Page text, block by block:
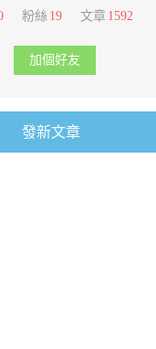
粉絲 19 文章 1592
加個好友
發新文章